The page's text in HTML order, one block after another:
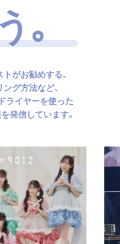
う ｡
がお勧めする、
グ方法など、
ライヤーを使った
発信しています。